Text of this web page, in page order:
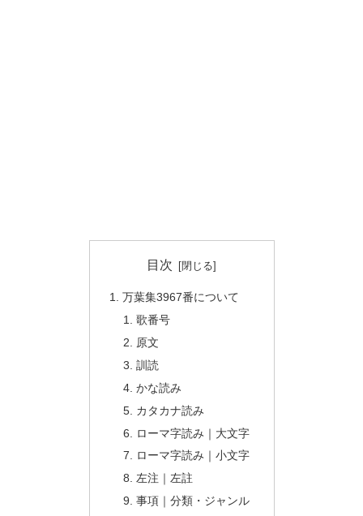
目次
万葉集3967番について
歌番号
原文
訓読
かな読み
カタカナ読み
ローマ字読み｜大文字
ローマ字読み｜小文字
左注｜左註
事項｜分類・ジャンル